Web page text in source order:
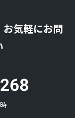
気軽にお問